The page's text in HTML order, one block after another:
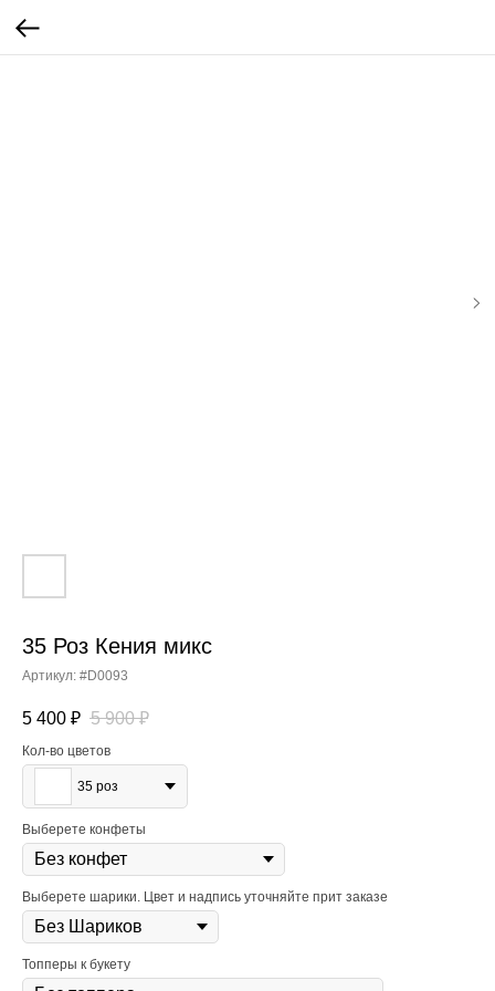
35 Роз Кения микс
Артикул: #D0093
5 400 ₽ 5 900 ₽
Кол-во цветов
35 роз
Выберете конфеты
Выберете шарики. Цвет и надпись уточняйте прит заказе
Топперы к букету